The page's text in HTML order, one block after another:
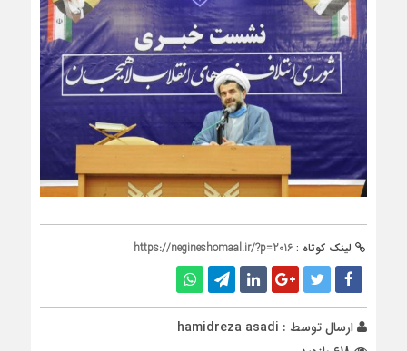
لینک کوتاه : https://negineshomaal.ir/?p=2016
ارسال توسط : hamidreza asadi